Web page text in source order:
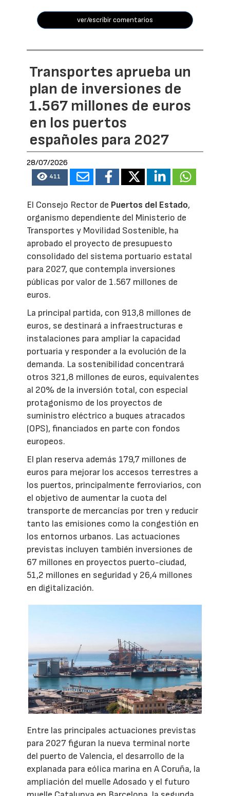
ver/escribir comentarios
Transportes aprueba un
plan de inversiones de
1.567 millones de euros
en los puertos
españoles para 2027
28/07/2026
411
El Consejo Rector de Puertos del Estado,
organismo dependiente del Ministerio de
Transportes y Movilidad Sostenible, ha
aprobado el proyecto de presupuesto
consolidado del sistema portuario estatal
para 2027, que contempla inversiones
públicas por valor de 1.567 millones de
euros.
La principal partida, con 913,8 millones de
euros, se destinará a infraestructuras e
instalaciones para ampliar la capacidad
portuaria y responder a la evolución de la
demanda. La sostenibilidad concentrará
otros 321,8 millones de euros, equivalentes
al 20% de la inversión total, con especial
protagonismo de los proyectos de
suministro eléctrico a buques atracados
(OPS), financiados en parte con fondos
europeos.
El plan reserva además 179,7 millones de
euros para mejorar los accesos terrestres a
los puertos, principalmente ferroviarios, con
el objetivo de aumentar la cuota del
transporte de mercancías por tren y reducir
tanto las emisiones como la congestión en
los entornos urbanos. Las actuaciones
previstas incluyen también inversiones de
67 millones en proyectos puerto-ciudad,
51,2 millones en seguridad y 26,4 millones
en digitalización.
Entre las principales actuaciones previstas
para 2027 figuran la nueva terminal norte
del puerto de Valencia, el desarrollo de la
explanada para eólica marina en A Coruña, la
ampliación del muelle Adosado y el futuro